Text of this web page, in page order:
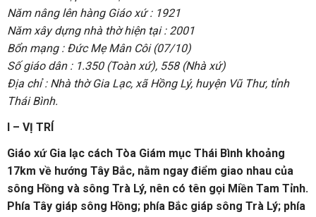
Năm nâng lên hàng Giáo xứ : 1921
Năm xây dựng nhà thờ hiện tại : 2001
Bổn mạng : Đức Mẹ Mân Côi (07/10)
Số giáo dân : 1.350 (Toàn xứ), 558 (Nhà xứ)
Địa chỉ : Nhà thờ Gia Lạc, xã Hồng Lý, huyện Vũ Thư, tỉnh
Thái Bình.
I – VỊ TRÍ
Giáo xứ Gia lạc cách Tòa Giám mục Thái Bình khoảng
17km về hướng Tây Bắc, nằm ngay điểm giao nhau của
sông Hồng và sông Trà Lý, nên có tên gọi Miền Tam Tỉnh.
Phía Tây giáp sông Hồng; phía Bắc giáp sông Trà Lý; phía